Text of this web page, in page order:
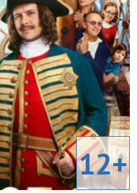
12+